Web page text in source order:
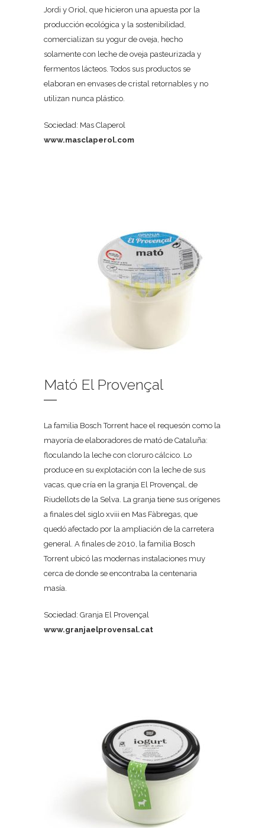
Jordi y Oriol, que hicieron una apuesta por la
producción ecológica y la sostenibilidad,
comercializan su yogur de oveja, hecho
solamente con leche de oveja pasteurizada y
fermentos lácteos. Todos sus productos se
elaboran en envases de cristal retornables y no
utilizan nunca plástico.
Sociedad: Mas Claperol
www.masclaperol.com
Mató El Provençal
La familia Bosch Torrent hace el requesón como la
mayoría de elaboradores de mató de Cataluña:
floculando la leche con cloruro cálcico. Lo
produce en su explotación con la leche de sus
vacas, que cría en la granja El Provençal, de
Riudellots de la Selva. La granja tiene sus orígenes
a finales del siglo xviii en Mas Fàbregas, que
quedó afectado por la ampliación de la carretera
general. A finales de 2010, la familia Bosch
Torrent ubicó las modernas instalaciones muy
cerca de donde se encontraba la centenaria
masía.
Sociedad: Granja El Provençal
www.granjaelprovensal.cat